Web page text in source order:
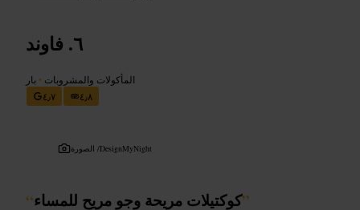
فاوند
المأكولات والمشروبات • بار
٤٫٧
٤٫٨
الصورة /DesignMyNight
“كوكتيلات مريحة وجو مريح للمساء”